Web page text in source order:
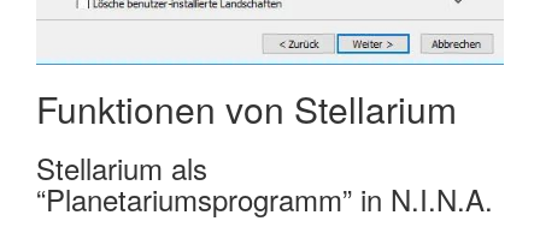
Funktionen von Stellarium
Stellarium als
“Planetariumsprogramm” in N.I.N.A.